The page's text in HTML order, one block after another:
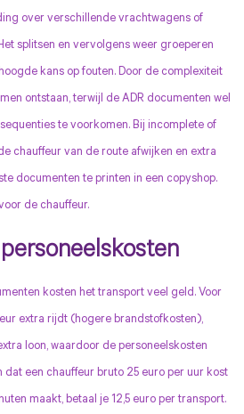
over verschillende vrachtwagens of
splitsen en vervolgens weer groeperen
kans op fouten. Door de complexiteit
ontstaan, terwijl de ADR documenten wel
te voorkomen. Bij incomplete of
chauffeur van de route afwijken en extra
documenten te printen in een copyshop.
de chauffeur.
kosten het transport veel geld. Voor
extra rijdt (hogere brandstofkosten),
loon, waardoor de personeelskosten
dat een chauffeur bruto 25 euro per uur kost
maakt, betaal je 12,5 euro per transport.